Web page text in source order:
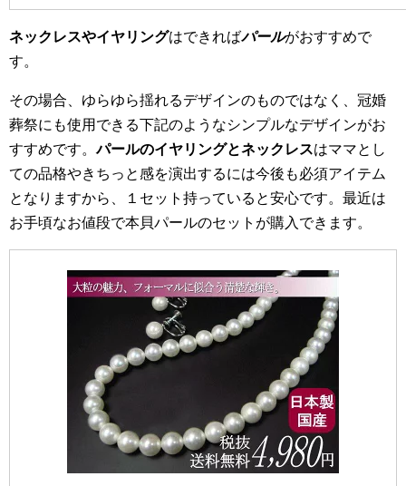
ネックレスやイヤリングはできればパールがおすすめで
す。
その場合、ゆらゆら揺れるデザインのものではなく、冠婚
葬祭にも使用できる下記のようなシンプルなデザインがお
すすめです。パールのイヤリングとネックレスはママとし
ての品格やきちっと感を演出するには今後も必須アイテム
となりますから、１セット持っていると安心です。最近は
お手頃なお値段で本貝パールのセットが購入できます。